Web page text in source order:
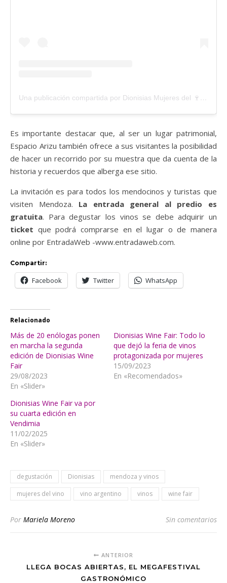
Es importante destacar que, al ser un lugar patrimonial,
Espacio Arizu también ofrece a sus visitantes la posibilidad
de hacer un recorrido por su muestra que da cuenta de la
historia y recuerdos que alberga ese sitio.
La invitación es para todos los mendocinos y turistas que
visiten Mendoza. La entrada general al predio es
gratuita. Para degustar los vinos se debe adquirir un
ticket que podrá comprarse en el lugar o de manera
online por EntradaWeb -www.entradaweb.com.
Compartir:
Facebook Twitter WhatsApp
Relacionado
Más de 20 enólogas ponen
en marcha la segunda
edición de Dionisias Wine
Fair
29/08/2023
En «Slider»
Dionisias Wine Fair: Todo lo
que dejó la feria de vinos
protagonizada por mujeres
15/09/2023
En «Recomendados»
Dionisias Wine Fair va por
su cuarta edición en
Vendimia
11/02/2025
En «Slider»
degustación Dionisias
mendoza y vinos
mujeres del vino
vino argentino vinos wine fair
Por Mariela Moreno Sin comentarios
ANTERIOR
LLEGA BOCAS ABIERTAS, EL MEGAFESTIVAL
GASTRONÓMICO